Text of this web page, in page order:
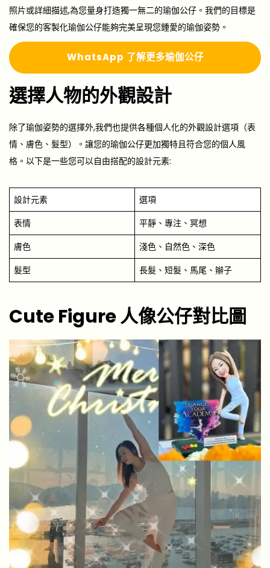
照片或詳細描述,為您量身打造獨一無二的瑜伽公仔。我們的目標是
確保您的客製化瑜伽公仔能夠完美呈現您鍾愛的瑜伽姿勢。
WhatsApp 了解更多瑜伽公仔
選擇人物的外觀設計
除了瑜伽姿勢的選擇外,我們也提供各種個人化的外觀設計選項（表
情、膚色、髮型）。讓您的瑜伽公仔更加獨特且符合您的個人風
格。以下是一些您可以自由搭配的設計元素:
設計元素
選項
表情
平靜、專注、冥想
膚色
淺色、自然色、深色
髮型
長髮、短髮、馬尾、辮子
Cute Figure人像公仔對比圖